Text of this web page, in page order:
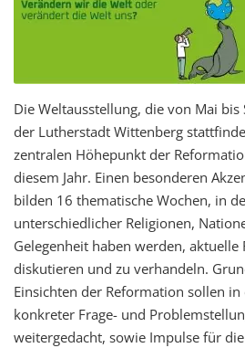
Die Weltausstellung, die von Mai
der Lutherstadt Wittenberg
zentralen Höhepunkt der
diesem Jahr. Einen besonderen
bilden 16 thematische Wochen, in
unterschiedlicher Religionen,
Gelegenheit haben werden, aktuelle
diskutieren und zu verhandeln.
Einsichten der Reformation sollen
konkreter Frage- und
weitergedacht, sowie Impulse für